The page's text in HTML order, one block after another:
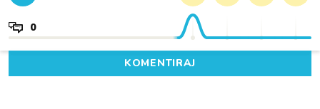
0
KOMENTIRAJ